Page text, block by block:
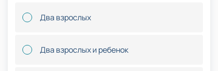
Два взрослых
Два взрослых и ребенок